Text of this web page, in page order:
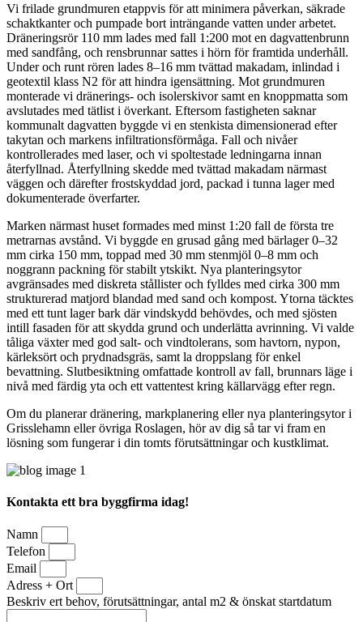
Vi frilade grundmuren etappvis för att minimera påverkan, säkrade
schaktkanter och pumpade bort inträngande vatten under arbetet.
Dräneringsrör 110 mm lades med fall 1:200 mot en dagvattenbrunn
med sandfång, och rensbrunnar sattes i hörn för framtida underhåll.
Under och runt rören lades 8–16 mm tvättad makadam, inlindad i
geotextil klass N2 för att hindra igensättning. Mot grundmuren
monterade vi dränerings- och isolerskivor samt en knoppmatta som
avslutades med tätlist i överkant. Eftersom fastigheten saknar
kommunalt dagvatten byggde vi en stenkista dimensionerad efter
takytan och markens infiltrationsförmåga. Fall och nivåer
kontrollerades med laser, och vi spoltestade ledningarna innan
återfyllnad. Återfyllning skedde med tvättad makadam närmast
väggen och därefter frostskyddad jord, packad i tunna lager med
dokumenterade överfarter.
Marken närmast huset formades med minst 1:20 fall de första tre
metrarnas avstånd. Vi byggde en grusad gång med bärlager 0–32
mm cirka 150 mm, toppad med 30 mm stenmjöl 0–8 mm och
noggrann packning för stabilt ytskikt. Nya planteringsytor
avgränsades med diskreta stållister och fylldes med cirka 300 mm
strukturerad matjord blandad med sand och kompost. Ytorna täcktes
med ett tunt lager bark där vindskydd behövdes, och med sjösten
intill fasaden för att skydda grund och underlätta avrinning. Vi valde
tåliga växter med god salt- och vindtolerans, som havtorn, nypon,
kärleksört och prydnadsgräs, samt la droppslang för enkel
bevattning. Slutbesiktning omfattade kontroll av fall, brunnars läge i
nivå med färdig yta och ett vattentest kring källarvägg efter regn.
Om du planerar dränering, markplanering eller nya planteringsytor i
Grisslehamn eller övriga Roslagen, hör av dig så tar vi fram en
lösning som fungerar i din tomts förutsättningar och kustklimat.
Kontakta ett bra byggfirma idag!
Namn
Telefon
Email
Adress + Ort
Beskriv ert behov, förutsättningar, antal m2 & önskat startdatum